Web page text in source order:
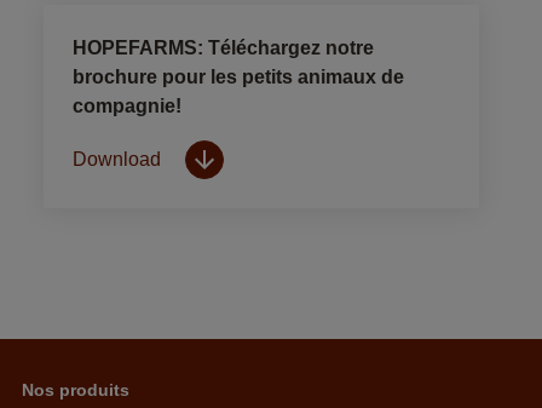
HOPEFARMS: Téléchargez notre
brochure pour les petits animaux de
compagnie!
Download
Nos produits